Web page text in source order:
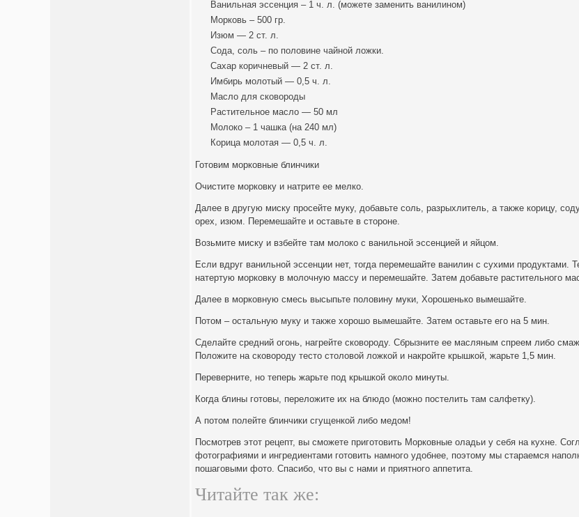
Ванильная эссенция – 1 ч. л. (можете заменить ванилином)
Морковь – 500 гр.
Изюм — 2 ст. л.
Сода, соль – по половине чайной ложки.
Сахар коричневый — 2 ст. л.
Имбирь молотый — 0,5 ч. л.
Масло для сковороды
Растительное масло — 50 мл
Молоко – 1 чашка (на 240 мл)
Корица молотая — 0,5 ч. л.
Готовим морковные блинчики
Очистите морковку и натрите ее мелко.
Далее в другую миску просейте муку, добавьте соль, разрыхлитель, а также корицу,
орех, изюм. Перемешайте и оставьте в стороне.
Возьмите миску и взбейте там молоко с ванильной эссенцией и яйцом.
Если вдруг ванильной эссенции нет, тогда перемешайте ванилин с сухими продуктами.
натертую морковку в молочную массу и перемешайте. Затем добавьте растительного
Далее в морковную смесь высыпьте половину муки, Хорошенько вымешайте.
Потом – остальную муку и также хорошо вымешайте. Затем оставьте его на 5 мин.
Сделайте средний огонь, нагрейте сковороду. Сбрызните ее масляным спреем либо
Положите на сковороду тесто столовой ложкой и накройте крышкой, жарьте 1,5 мин.
Переверните, но теперь жарьте под крышкой около минуты.
Когда блины готовы, переложите их на блюдо (можно постелить там салфетку).
А потом полейте блинчики сгущенкой либо медом!
Посмотрев этот рецепт, вы сможете приготовить Морковные оладьи у себя на кухне.
фотографиями и ингредиентами готовить намного удобнее, поэтому мы стараемся
пошаговыми фото. Спасибо, что вы с нами и приятного аппетита.
Читайте так же: